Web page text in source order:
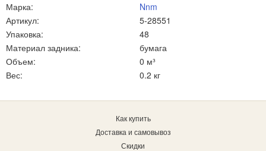
Марка:
Nnm
Артикул:
5-28551
Упаковка:
48
Материал задника:
бумага
Объем:
0 м³
Вес:
0.2 кг
Как купить
Доставка и самовывоз
Скидки